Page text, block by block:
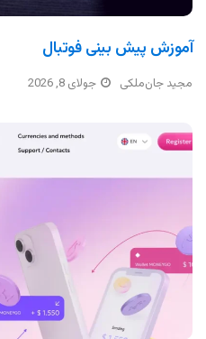
آموزش پیش بینی فوتبال
مجید جان‌ملکی جولای 8, 2026